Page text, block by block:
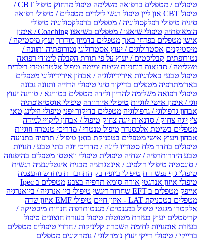
טיפולים / מטפלים ברפואה משלימה טיפול מרחוק
טיפול CBT /
טיפול CBT און ליין
טיפול רגשי לילדים מטפלים / טיפולי רפואה
סינית טיפולי רפלקסולוגיה / מטפלים ברפלקסולוגיה טיפולי
הומאופתיה טיפולי שיאצו / מטפלים בשיאצו
Coaching / אימון
אישי מטפלים בפרחי באך מטפלים בדמיון מודרך יעוץ מיסטיקה /
מיסטיקנים אסטרולוגים / יעוץ אסטרולוגי נטורופתיה ותזונה /
נטורופתים קבליסטים / יעוץ על פי תורת הקבלה לימודי רפואה
משלימה / סדנאות רוחניות שיטת ימימה טיפול אלטרנטיבי בילדים
טיפול טבעי באלרגיות אירידיולוגיה / אבחון אירידיולוגי מטפלים
בארומתרפיה מטפלים בדיקור סיני טיפולי הרזייה ותזונה נכונה
טיפולי רפואה משלימה להריון ולידה מטפלים בטווינא / טווינה יעוץ
זוגי / אימון אישי לזוגיות טיפולי איורוודה טיפולי אוסטיאופתיה
אבחון גרפולוגי / גרפולוגיה מטפלים בדיקור יפני טיפולי הילינג טאי
צ'י יוגה צחוק / סדנאות יוגה צחוק טיפול / אבחון ליקויי למידה
מטפלים בשיטת אלכסנדר טיפול טנטרי / מדריכי טנטרה וזוגיות
אבחון ויעוץ אישי מטפלים בטכניקת בואן טיפול / תרפיה בתנועה
טיפולים בחדר מלח סטודיו ליוגה / מדריכי יוגה בתי טבע / חנויות
טבע הידרותרפיה / שחיה טיפולית טיפולי וואטסו מטפלים בהיפנוזה
/ סוגסטיה טיפולי רולפינג / אינטגרציה מבנית אינטליגנציה רגשית
טיפולי גוף נפש רוח טיפולי ביופידבק התחברות מחדש והעצמה
טיפולי איזון אנרגטי אורה סומא תרפיה בצבע
מטפלים ב Ipec
אייפק מטפלים ב EFT שחרור ריגשי
טיפולי ביו אנרגיה / ביואנרגיה
מטפלים בטכניקת LAT - איזון חיים
טיפולי EMF איזון שדה
אלקטרו מגנטי טיפול במגנטים / מגנטותרפיה חנויות מיסטיקה /
קריסטלים יעוץ בעזרת מטוטלת טיפול בעזרת חוצונים טיפול
בעזרת אומנויות לחימה השכרת קליניקות / חדרי טיפולים מטפלים
ברייקי / טיפולי רייקי יעוץ נומרולוגי / נומרולוגים מטפלים